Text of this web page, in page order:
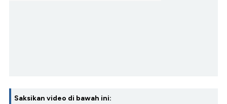
Saksikan video di bawah ini: